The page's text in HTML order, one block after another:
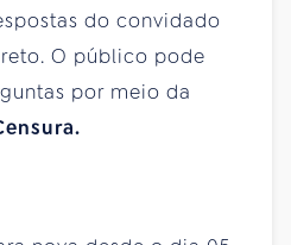
do convidado
O público pode
por meio da